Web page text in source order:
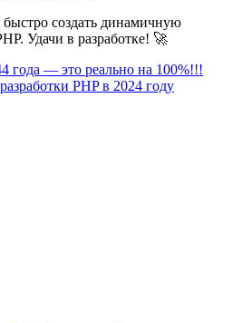
создать динамичную
Удачи в разработке! 🚀
года — это реально на 100%!!!
PHP в 2024 году